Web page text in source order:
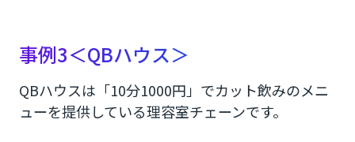
事例3＜QBハウス＞
QBハウスは「10分1000円」でカット飲みのメニ
ューを提供している理容室チェーンです。